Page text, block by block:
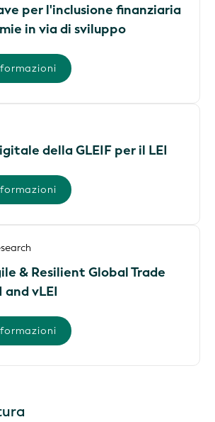
per l'inclusione finanziaria
in via di sviluppo
della GLEIF per il LEI
& Resilient Global Trade
vLEI